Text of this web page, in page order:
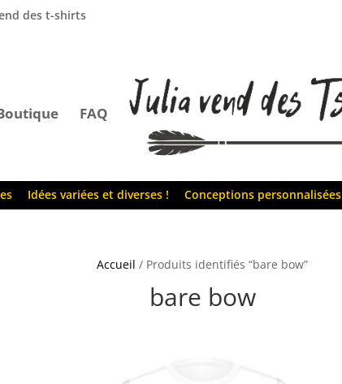
des t-shirts
FAQ
Idées variées et diverses ! Conceptions personnalisées
Accueil / Produits identifiés “bare bow”
bare bow